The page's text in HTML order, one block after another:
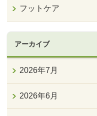
フットケア
アーカイブ
2026年7月
2026年6月